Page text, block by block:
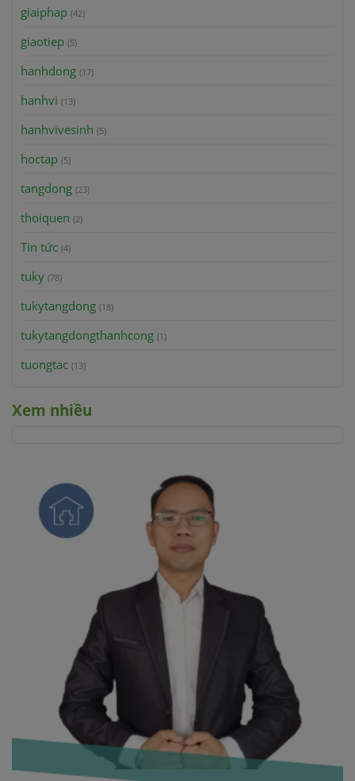
giaiphap (42)
giaotiep (5)
hanhdong (17)
hanhvi (13)
hanhvivesinh (5)
hoctap (5)
tangdong (23)
thoiquen (2)
Tin tức (4)
tuky (78)
tukytangdong (18)
tukytangdongthanhcong (1)
tuongtac (13)
Xem nhiều